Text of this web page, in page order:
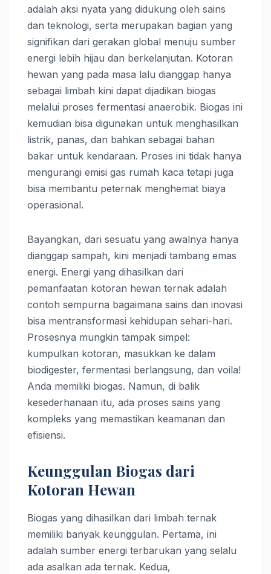
adalah aksi nyata yang didukung oleh sains
dan teknologi, serta merupakan bagian yang
signifikan dari gerakan global menuju sumber
energi lebih hijau dan berkelanjutan. Kotoran
hewan yang pada masa lalu dianggap hanya
sebagai limbah kini dapat dijadikan biogas
melalui proses fermentasi anaerobik. Biogas ini
kemudian bisa digunakan untuk menghasilkan
listrik, panas, dan bahkan sebagai bahan
bakar untuk kendaraan. Proses ini tidak hanya
mengurangi emisi gas rumah kaca tetapi juga
bisa membantu peternak menghemat biaya
operasional.
Bayangkan, dari sesuatu yang awalnya hanya
dianggap sampah, kini menjadi tambang emas
energi. Energi yang dihasilkan dari
pemanfaatan kotoran hewan ternak adalah
contoh sempurna bagaimana sains dan inovasi
bisa mentransformasi kehidupan sehari-hari.
Prosesnya mungkin tampak simpel:
kumpulkan kotoran, masukkan ke dalam
biodigester, fermentasi berlangsung, dan voila!
Anda memiliki biogas. Namun, di balik
kesederhanaan itu, ada proses sains yang
kompleks yang memastikan keamanan dan
efisiensi.
Keunggulan Biogas dari
Kotoran Hewan
Biogas yang dihasilkan dari limbah ternak
memiliki banyak keunggulan. Pertama, ini
adalah sumber energi terbarukan yang selalu
ada asalkan ada ternak. Kedua,